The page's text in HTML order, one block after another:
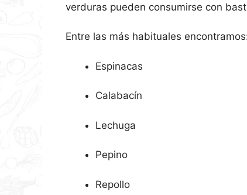
verduras pueden consumirse con
Entre las más habituales
Espinacas
Calabacín
Lechuga
Pepino
Repollo